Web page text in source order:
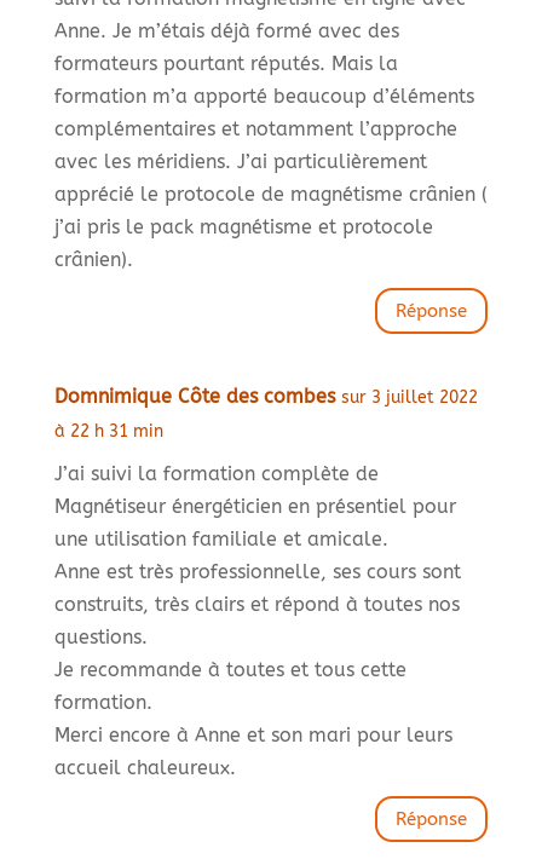
Anne. Je m’étais déjà formé avec des
formateurs pourtant réputés. Mais la
formation m’a apporté beaucoup d’éléments
complémentaires et notamment l’approche
avec les méridiens. J’ai particulièrement
apprécié le protocole de magnétisme crânien (
j’ai pris le pack magnétisme et protocole
crânien).
Réponse
Domnimique Côte des combes sur 3 juillet 2022
à 22 h 31 min
J’ai suivi la formation complète de
Magnétiseur énergéticien en présentiel pour
une utilisation familiale et amicale.
Anne est très professionnelle, ses cours sont
construits, très clairs et répond à toutes nos
questions.
Je recommande à toutes et tous cette
formation.
Merci encore à Anne et son mari pour leurs
accueil chaleureux.
Réponse